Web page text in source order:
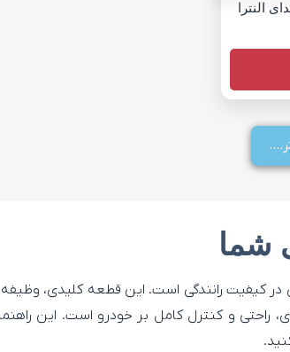
النترا
شما
در کیفیت رانندگی است. این قطعه کلیدی،
راحتی و کنترل کامل بر خودرو است. این